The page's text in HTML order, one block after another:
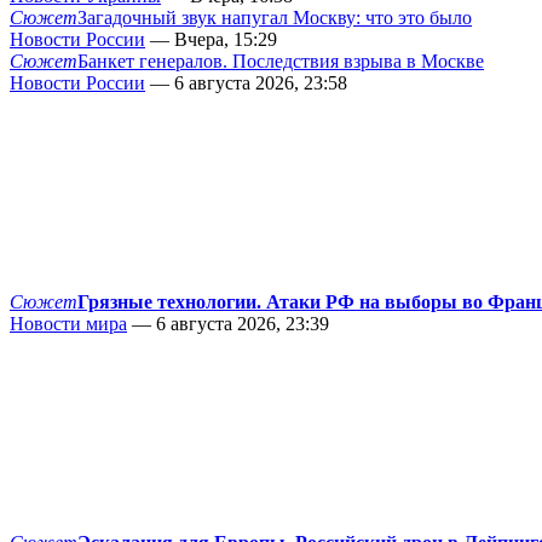
СюжетЗагадочный звук напугал Москву: что это было
Новости России — Вчера, 15:29
СюжетБанкет генералов. Последствия взрыва в Москве
Новости России — 6 августа 2026, 23:58
СюжетГрязные технологии. Атаки РФ на выборы во
Новости мира — 6 августа 2026, 23:39